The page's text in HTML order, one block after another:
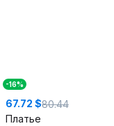
-16%
67.72 $80.44
Платье